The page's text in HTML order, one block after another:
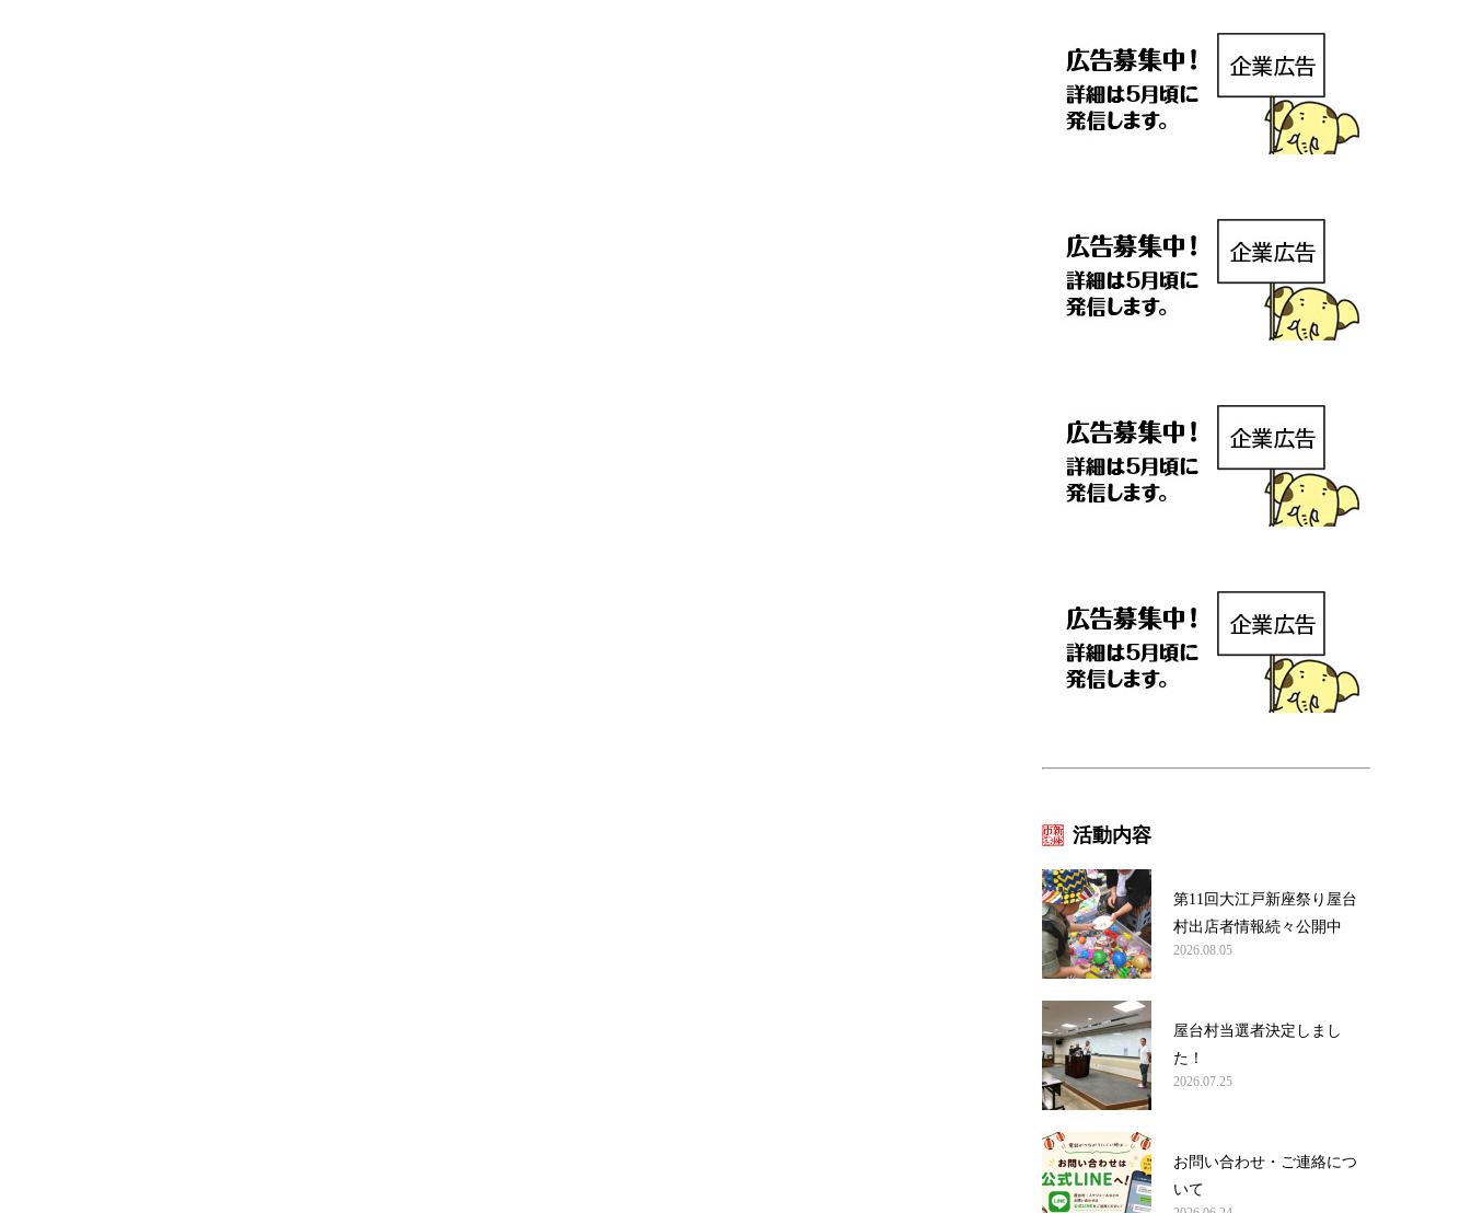
活動内容
第11回大江戸新座祭り屋台
村出店者情報続々公開中
2026.08.05
屋台村当選者決定しまし
た！
2026.07.25
お問い合わせ・ご連絡につ
いて